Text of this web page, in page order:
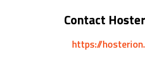
Contact
https://